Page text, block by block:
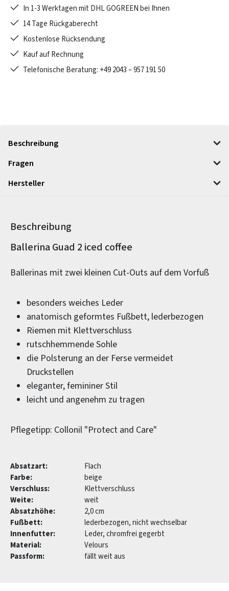
In 1-3 Werktagen mit DHL GOGREEN bei Ihnen
14 Tage Rückgaberecht
Kostenlose Rücksendung
Kauf auf Rechnung
Telefonische Beratung: +49 2043 – 957 191 50
Beschreibung
Fragen
Hersteller
Beschreibung
Produktinformationen
Ballerina Guad 2 iced coffee
Ballerinas mit zwei kleinen Cut-Outs auf dem Vorfuß
besonders weiches Leder
anatomisch geformtes Fußbett, lederbezogen
Riemen mit Klettverschluss
rutschhemmende Sohle
die Polsterung an der Ferse vermeidet
Druckstellen
eleganter, femininer Stil
leicht und angenehm zu tragen
Pflegetipp: Collonil "Protect and Care"
Absatzart:
Flach
Farbe:
beige
Verschluss:
Klettverschluss
Weite:
weit
Absatzhöhe:
2,0 cm
Fußbett:
lederbezogen, nicht wechselbar
Innenfutter:
Leder, chromfrei gegerbt
Material:
Velours
Passform:
fällt weit aus